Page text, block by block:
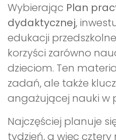
Wybierając Plan
dydaktycznej,
edukacji
korzyści zarówno
dzieciom. Ten
zadań, ale także
angażującej nauki w
Najczęściej planuje
tydzień, a więc